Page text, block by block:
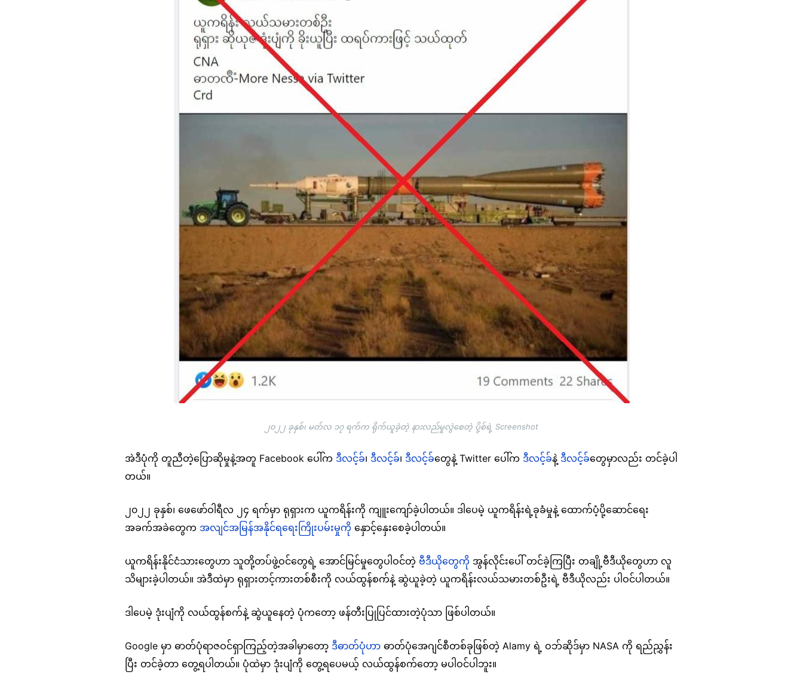
၂၀၂၂ ခုနှစ်၊ မတ်လ ၁၇ ရက်က ရိုက်ယူခဲ့တဲ့ နားလည်မှုလွဲစေတဲ့ ပို့စ်ရဲ့ Screenshot
အဲဒီပုံကို တူညီတဲ့ပြောဆိုမှုနဲ့အတူ Facebook ပေါ်က ဒီလင့်ခ်၊ ဒီလင့်ခ်၊ ဒီလင့်ခ်တွေနဲ့ Twitter ပေါ်က ဒီလင့်ခ်နဲ့ ဒီလင့်ခ်တွေမှာလည်း တင်ခဲ့ပါ
တယ်။
၂၀၂၂ ခုနှစ်၊ ဖေဖော်ဝါရီလ ၂၄ ရက်မှာ ရုရှားက ယူကရိန်းကို ကျူးကျော်ခဲ့ပါတယ်။ ဒါပေမဲ့ ယူကရိန်းရဲ့ခုခံမှုနဲ့ ထောက်ပံ့ပို့ဆောင်ရေး
အခက်အခဲတွေက အလျင်အမြန်အနိုင်ရရေးကြိုးပမ်းမှုကို နှောင့်နှေးစေခဲ့ပါတယ်။
ယူကရိန်းနိုင်ငံသားတွေဟာ သူတို့တပ်ဖွဲ့ဝင်တွေရဲ့ အောင်မြင်မှုတွေပါဝင်တဲ့ ဗီဒီယိုတွေကို အွန်လိုင်းပေါ် တင်ခဲ့ကြပြီး တချို့ဗီဒီယိုတွေဟာ လူ
သိများခဲ့ပါတယ်။ အဲဒီထဲမှာ ရုရှားတင့်ကားတစ်စီးကို လယ်ထွန်စက်နဲ့ ဆွဲယူခဲ့တဲ့ ယူကရိန်းလယ်သမားတစ်ဦးရဲ့ ဗီဒီယိုလည်း ပါဝင်ပါတယ်။
ဒါပေမဲ့ ဒုံးပျံကို လယ်ထွန်စက်နဲ့ ဆွဲယူနေတဲ့ ပုံကတော့ ဖန်တီးပြုပြင်ထားတဲ့ပုံသာ ဖြစ်ပါတယ်။
Google မှာ ဓာတ်ပုံရာဇဝင်ရှာကြည့်တဲ့အခါမှာတော့ ဒီဓာတ်ပုံဟာ ဓာတ်ပုံအေဂျင်စီတစ်ခုဖြစ်တဲ့ Alamy ရဲ့ ဝဘ်ဆိုဒ်မှာ NASA ကို ရည်ညွှန်း
ပြီး တင်ခဲ့တာ တွေ့ရပါတယ်။ ပုံထဲမှာ ဒုံးပျံကို တွေ့ရပေမယ့် လယ်ထွန်စက်တော့ မပါဝင်ပါဘူး။